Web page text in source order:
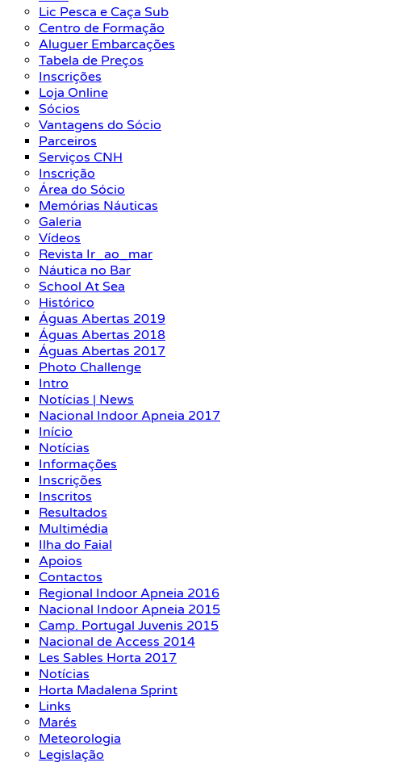
Lic Pesca e Caça Sub
Centro de Formação
Aluguer Embarcações
Tabela de Preços
Inscrições
Loja Online
Sócios
Vantagens do Sócio
Parceiros
Serviços CNH
Inscrição
Área do Sócio
Memórias Náuticas
Galeria
Vídeos
Revista Ir_ao_mar
Náutica no Bar
School At Sea
Histórico
Águas Abertas 2019
Águas Abertas 2018
Águas Abertas 2017
Photo Challenge
Intro
Notícias | News
Nacional Indoor Apneia 2017
Início
Notícias
Informações
Inscrições
Inscritos
Resultados
Multimédia
Ilha do Faial
Apoios
Contactos
Regional Indoor Apneia 2016
Nacional Indoor Apneia 2015
Camp. Portugal Juvenis 2015
Nacional de Access 2014
Les Sables Horta 2017
Notícias
Horta Madalena Sprint
Links
Marés
Meteorologia
Legislação